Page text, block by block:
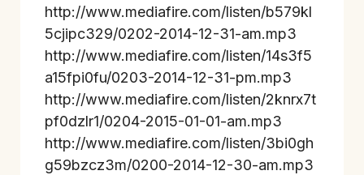
http://www.mediafire.com/listen/b579kl
5cjipc329/0202-2014-12-31-am.mp3
http://www.mediafire.com/listen/14s3f5
a15fpi0fu/0203-2014-12-31-pm.mp3
http://www.mediafire.com/listen/2knrx7t
pf0dzlr1/0204-2015-01-01-am.mp3
http://www.mediafire.com/listen/3bi0gh
g59bzcz3m/0200-2014-12-30-am.mp3